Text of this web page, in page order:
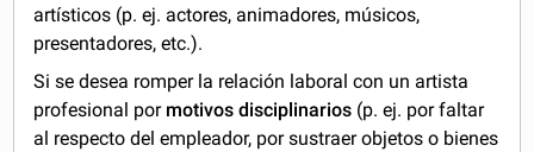
artísticos (p. ej. actores, animadores, músicos,
presentadores, etc.).
Si se desea romper la relación laboral con un artista
profesional pormotivos disciplinarios (p. ej. por faltar
al respecto del empleador, por sustraer objetos o bienes